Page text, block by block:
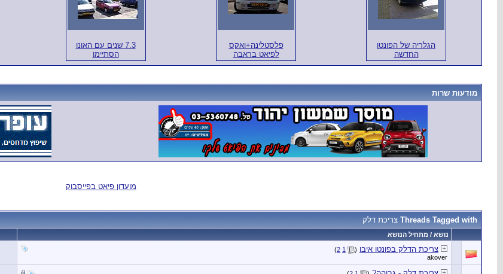
הגלריה של הפונטו
החדשה
פלסטלינה+ואקס
לפיאט בראבה
7.3 שנים עם האונו
הסתיימו
מודעות שרות
מועדון פיאט בפייסבוק
Threads Tagged with צריכת דלק
נושא / מתחיל הנושא
צריכת הדלק בפונטו איבו (
1
2
)
akover